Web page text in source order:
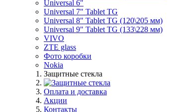
Universal 6"
Universal 7" Tablet TG
Universal 8" Tablet TG (120\205 мм)
Universal 9" Tablet TG (133\228 мм)
VIVO
ZTE glass
Фото коробки
Nokia
Защитные стекла
Оплата и доставка
Акции
Контакты